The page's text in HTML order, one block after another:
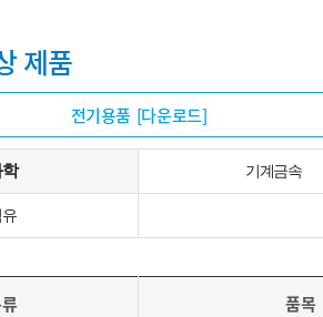
제품
전기용품 [다운로드]
기계금속
품목